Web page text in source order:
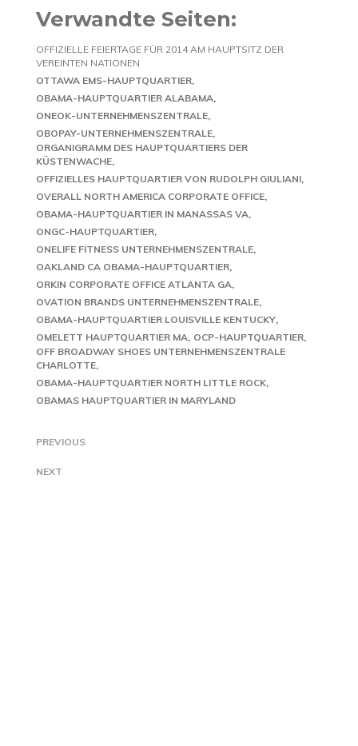
Verwandte Seiten:
OFFIZIELLE FEIERTAGE FÜR 2014 AM HAUPTSITZ DER
VEREINTEN NATIONEN
OTTAWA EMS-HAUPTQUARTIER
OBAMA-HAUPTQUARTIER ALABAMA
ONEOK-UNTERNEHMENSZENTRALE
OBOPAY-UNTERNEHMENSZENTRALE
ORGANIGRAMM DES HAUPTQUARTIERS DER
KÜSTENWACHE
OFFIZIELLES HAUPTQUARTIER VON RUDOLPH GIULIANI
OVERALL NORTH AMERICA CORPORATE OFFICE
OBAMA-HAUPTQUARTIER IN MANASSAS VA
ONGC-HAUPTQUARTIER
ONELIFE FITNESS UNTERNEHMENSZENTRALE
OAKLAND CA OBAMA-HAUPTQUARTIER
ORKIN CORPORATE OFFICE ATLANTA GA
OVATION BRANDS UNTERNEHMENSZENTRALE
OBAMA-HAUPTQUARTIER LOUISVILLE KENTUCKY
OMELETT HAUPTQUARTIER MA OCP-HAUPTQUARTIER
OFF BROADWAY SHOES UNTERNEHMENSZENTRALE
CHARLOTTE
OBAMA-HAUPTQUARTIER NORTH LITTLE ROCK
OBAMAS HAUPTQUARTIER IN MARYLAND
PREVIOUS
NEXT